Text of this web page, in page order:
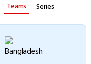
Teams Series